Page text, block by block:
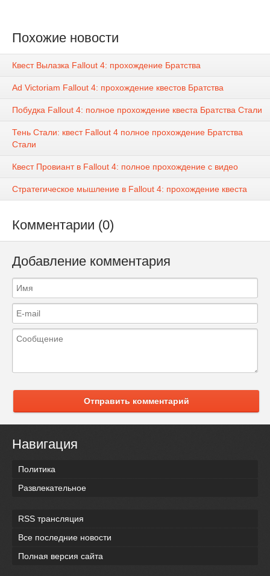
Похожие новости
Квест Вылазка Fallout 4: прохождение Братства
Ad Victoriam Fallout 4: прохождение квестов Братства
Побудка Fallout 4: полное прохождение квеста Братства Стали
Тень Стали: квест Fallout 4 полное прохождение Братства
Стали
Квест Провиант в Fallout 4: полное прохождение с видео
Стратегическое мышление в Fallout 4: прохождение квеста
Комментарии (0)
Добавление комментария
Отправить комментарий
Навигация
Политика
Развлекательное
RSS трансляция
Все последние новости
Полная версия сайта